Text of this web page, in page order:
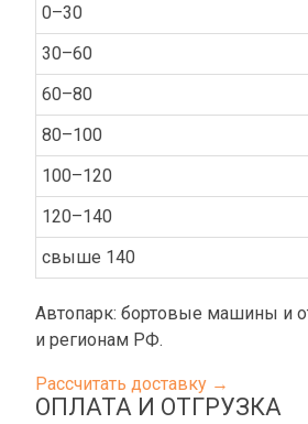
0–30
30–60
60–80
80–100
100–120
120–140
свыше 140
Автопарк: бортовые машины и
и регионам РФ.
Рассчитать доставку →
ОПЛАТА И ОТГРУЗКА